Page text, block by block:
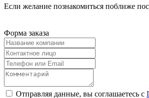
Если желание познакомиться поближе
Форма заказа
Отправляя данные, вы соглашаетесь с